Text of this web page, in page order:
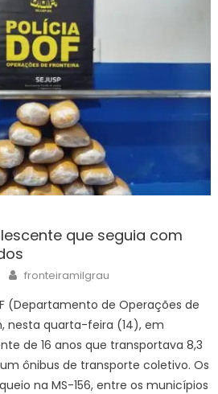
que seguia com
Author
fronteiramilgrau
(Departamento de Operações de
nesta quarta-feira (14), em
de 16 anos que transportava 8,3
ônibus de transporte coletivo. Os
na MS-156, entre os municípios